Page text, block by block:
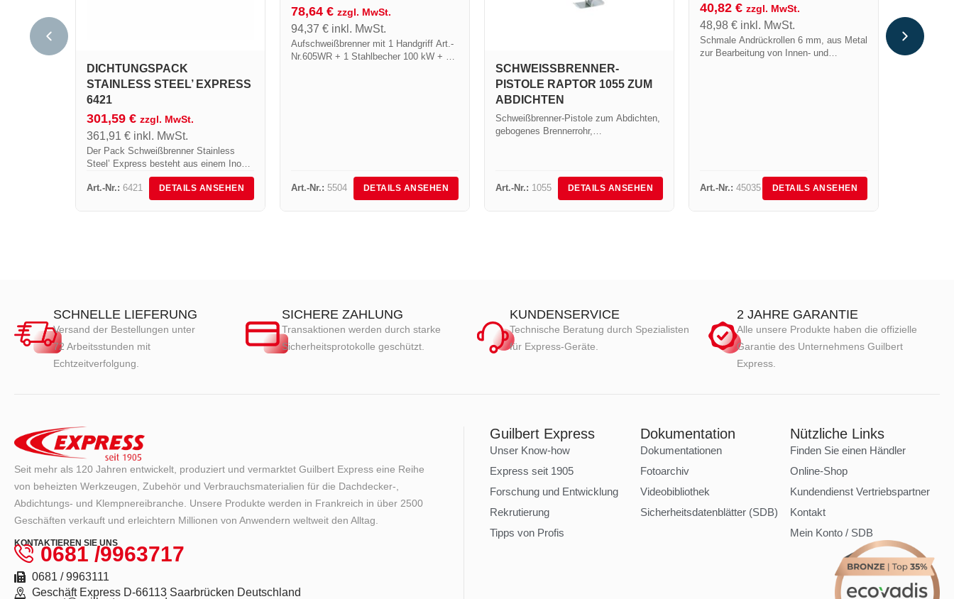
DICHTUNGSPACK
STAINLESS STEEL’ EXPRESS
6421
301,59 € zzgl. MwSt.
361,91 € inkl. MwSt.
Der Pack Schweißbrenner Stainless
Steel’ Express besteht aus einem Inox-
Brennerkopf Art.-Nr.100S, einem Rohr
Art.-Nr. L400, einem Metallgriff Art.-Nr.
640 mit Drehanschluss. Zu dieser
Art.-Nr.: 6421 DETAILS ANSEHEN
78,64 € zzgl. MwSt.
94,37 € inkl. MwSt.
Aufschweißbrenner mit 1 Handgriff Art.-
Nr.605WR + 1 Stahlbecher 100 kW + 1
Art.-Nr.: 5504 DETAILS ANSEHEN
SCHWEISSBRENNER-P
ISTOLE RAPTOR 1055 ZUM A
BDICHTEN
Schweißbrenner-Pistole zum Abdichten,
gebogenes Brennerrohr,
Art.-Nr.: 1055 DETAILS ANSEHEN
40,82 € zzgl. MwSt.
48,98 € inkl. MwSt.
Schmale Andrückrollen 6 mm, aus Metal
zur Bearbeitung von Innen- und
Art.-Nr.: 45035 DETAILS ANSEHEN
FÜR
SCHNELLE LIEFERUNG
Versand der Bestellungen unter
72 Arbeitsstunden mit
Echtzeitverfolgung.
SICHERE ZAHLUNG
Transaktionen werden durch starke
Sicherheitsprotokolle geschützt.
KUNDENSERVICE
Technische Beratung durch Spezialisten
für Express-Geräte.
2 JAHRE GARANTIE
Alle unsere Produkte haben die offizielle
Garantie des Unternehmens Guilbert
Express.
Seit mehr als 120 Jahren entwickelt, produziert und vermarktet Guilbert Express eine Reihe
von beheizten Werkzeugen, Zubehör und Verbrauchsmaterialien für die Dachdecker-,
Abdichtungs- und Klempnereibranche. Unsere Produkte werden in Frankreich in über 2500
Geschäften verkauft und erleichtern Millionen von Anwendern weltweit den Alltag.
KONTAKTIEREN SIE UNS
0681 /9963717
0681 / 9963111
Geschäft Express D-66113 Saarbrücken Deutschland
Guilbert Express
Unser Know-how
Express seit 1905
Forschung und Entwicklung
Rekrutierung
Tipps von Profis
Dokumentation
Dokumentationen
Fotoarchiv
Videobibliothek
Sicherheitsdatenblätter (SDB)
Nützliche Links
Finden Sie einen Händler
Online-Shop
Kundendienst Vertriebspartner
Kontakt
Mein Konto / SDB